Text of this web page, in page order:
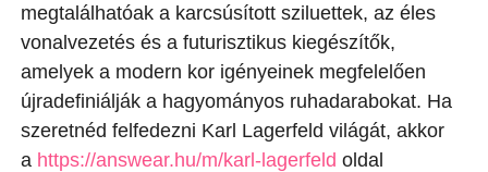
megtalálhatóak a karcsúsított sziluettek, az éles
vonalvezetés és a futurisztikus kiegészítők,
amelyek a modern kor igényeinek megfelelően
újradefiniálják a hagyományos ruhadarabokat. Ha
szeretnéd felfedezni Karl Lagerfeld világát, akkor
a https://answear.hu/m/karl-lagerfeld oldal